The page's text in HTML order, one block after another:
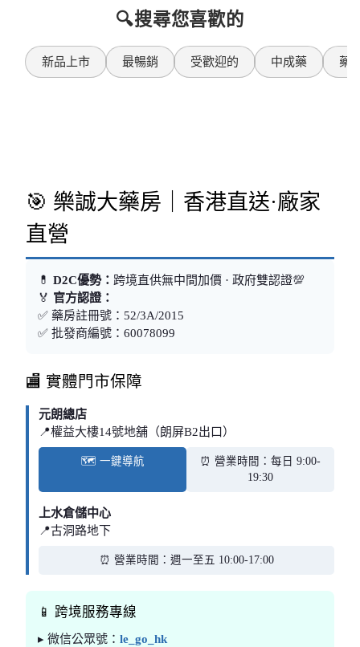
🔍搜尋您喜歡的
新品上市 最暢銷 受歡迎的 中成藥 藥
🎯 樂誠大藥房｜香港直送·廠家
直營
💊 D2C優勢： 跨境直供無中間加價 · 政府雙認證💯
🏅 官方認證：
✅ 藥房註冊號：52/3A/2015
✅ 批發商編號：60078099
🏬 實體門市保障
元朗總店
📍權益大樓14號地舖（朗屏B2出口）
🗺️ 一鍵導航
⏰ 營業時間：每日 9:00-
19:30
上水倉儲中心
📍古洞路地下
⏰ 營業時間：週一至五 10:00-17:00
📱 跨境服務專線
▸ 微信公眾號： le_go_hk